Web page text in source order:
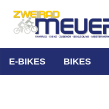
E-BIKES BIKES